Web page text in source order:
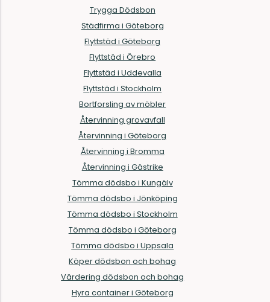
Trygga Dödsbon
Städfirma i Göteborg
Flyttstäd i Göteborg
Flyttstäd i Örebro
Flyttstäd i Uddevalla
Flyttstäd i Stockholm
Bortforsling av möbler
Återvinning grovavfall
Återvinning i Göteborg
Återvinning i Bromma
Återvinning i Gästrike
Tömma dödsbo i Kungälv
Tömma dödsbo i Jönköping
Tömma dödsbo i Stockholm
Tömma dödsbo i Göteborg
Tömma dödsbo i Uppsala
Köper dödsbon och bohag
Värdering dödsbon och bohag
Hyra container i Göteborg